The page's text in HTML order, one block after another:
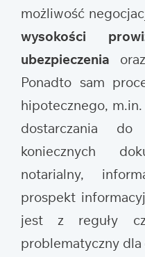
możliwość
wysokości
ubezpieczenia
Ponadto sam
hipotecznego,
dostarczania
koniecznych
notarialny,
prospekt
jest z reguły
problematyczny dla